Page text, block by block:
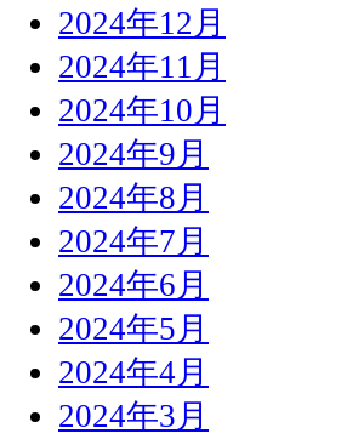
2024年12月
2024年11月
2024年10月
2024年9月
2024年8月
2024年7月
2024年6月
2024年5月
2024年4月
2024年3月